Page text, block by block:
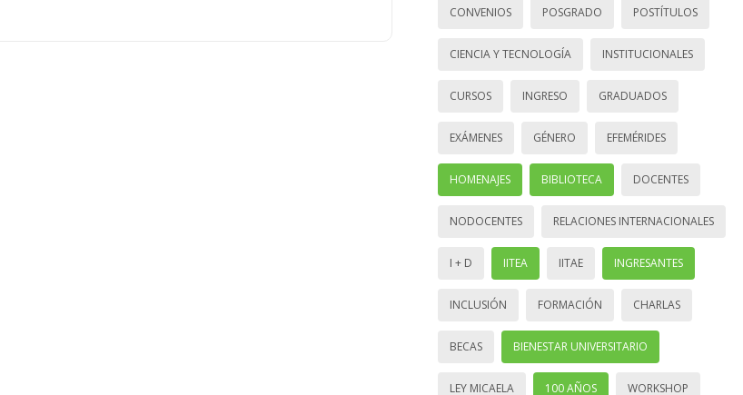
CONVENIOS POSGRADO POSTÍTULOS
CIENCIA Y TECNOLOGÍA INSTITUCIONALES
CURSOS INGRESO GRADUADOS
EXÁMENES GÉNERO EFEMÉRIDES
HOMENAJES BIBLIOTECA DOCENTES
NODOCENTES RELACIONES INTERNACIONALES
I + D IITEA IITAE INGRESANTES
INCLUSIÓN FORMACIÓN CHARLAS
BECAS BIENESTAR UNIVERSITARIO
LEY MICAELA 100 AÑOS WORKSHOP